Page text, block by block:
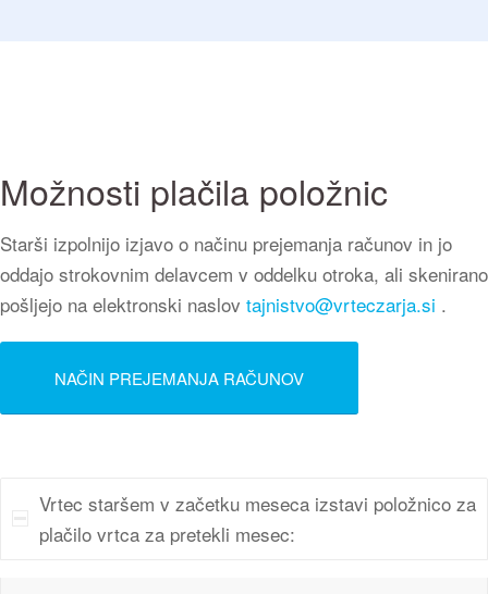
Možnosti plačila položnic
Starši izpolnijo izjavo o načinu prejemanja računov in jo
oddajo strokovnim delavcem v oddelku otroka, ali skenirano
pošljejo na elektronski naslov tajnistvo@vrteczarja.si .
NAČIN PREJEMANJA RAČUNOV
Vrtec staršem v začetku meseca izstavi položnico za
plačilo vrtca za pretekli mesec: